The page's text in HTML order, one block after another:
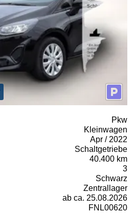
Pkw
Kleinwagen
Apr / 2022
Schaltgetriebe
40.400 km
3
Schwarz
Zentrallager
ab ca. 25.08.2026
FNL00620